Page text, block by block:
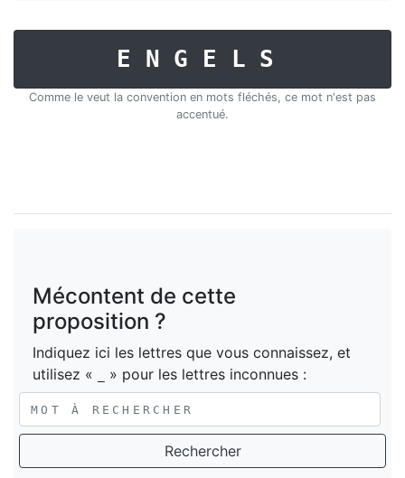
ENGELS
Comme le veut la convention en mots fléchés, ce mot n'est pas
accentué.
Mécontent de cette
proposition ?
Indiquez ici les lettres que vous connaissez, et
utilisez «
» pour les lettres inconnues :
Rechercher